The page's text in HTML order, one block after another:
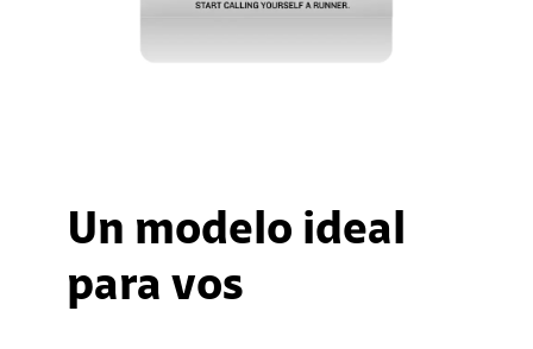
Un modelo ideal
para vos